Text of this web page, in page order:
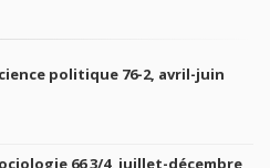
politique 76-2, avril-juin
66 3/4, juillet-décembre